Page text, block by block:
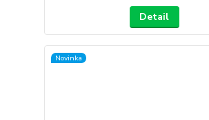
Detail
Novinka